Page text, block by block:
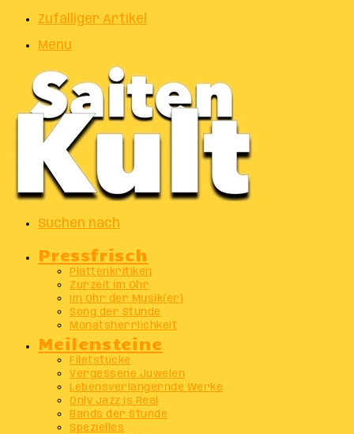
Zufälliger Artikel
Menu
Suchen nach
Pressfrisch
Plattenkritiken
Zurzeit im Ohr
Im Ohr der Musik(er)
Song der Stunde
Monatsherrlichkeit
Meilensteine
Filetstücke
Vergessene Juwelen
Lebensverlängernde Werke
Only Jazz Is Real
Bands der Stunde
Spezielles